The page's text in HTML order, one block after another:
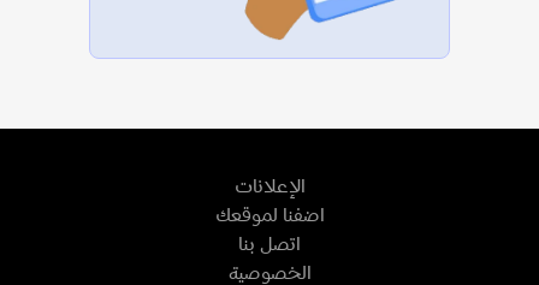
الإعلانات
اضفنا لموقعك
اتصل بنا
الخصوصية